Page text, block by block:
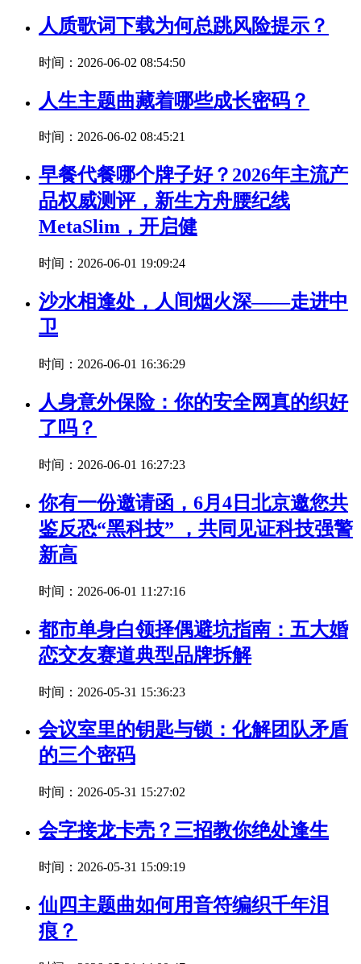
人质歌词下载为何总跳风险提示？
时间：2026-06-02 08:54:50
人生主题曲藏着哪些成长密码？
时间：2026-06-02 08:45:21
早餐代餐哪个牌子好？2026年主流产
品权威测评，新生方舟腰纪线
MetaSlim，开启健
时间：2026-06-01 19:09:24
沙水相逢处，人间烟火深——走进中
卫
时间：2026-06-01 16:36:29
人身意外保险：你的安全网真的织好
了吗？
时间：2026-06-01 16:27:23
你有一份邀请函，6月4日北京邀您共
鉴反恐“黑科技” ，共同见证科技强警
新高
时间：2026-06-01 11:27:16
都市单身白领择偶避坑指南：五大婚
恋交友赛道典型品牌拆解
时间：2026-05-31 15:36:23
会议室里的钥匙与锁：化解团队矛盾
的三个密码
时间：2026-05-31 15:27:02
会字接龙卡壳？三招教你绝处逢生
时间：2026-05-31 15:09:19
仙四主题曲如何用音符编织千年泪
痕？